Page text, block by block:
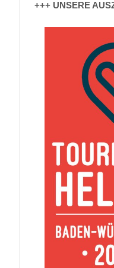
+++ UNSERE